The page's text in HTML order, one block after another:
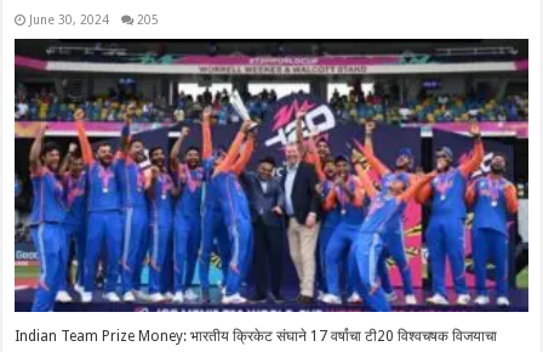
June 30, 2024 205
Indian Team Prize Money: भारतीय क्रिकेट संघाने 17 वर्षांचा टी20 विश्वचषक विजयाचा